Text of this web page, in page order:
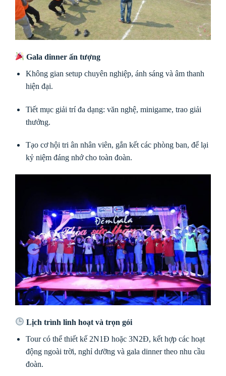
Gala dinner ấn tượng
Không gian setup chuyên nghiệp, ánh sáng và âm thanh
hiện đại.
Tiết mục giải trí đa dạng: văn nghệ, minigame, trao giải
thưởng.
Tạo cơ hội tri ân nhân viên, gắn kết các phòng ban, để lại
kỷ niệm đáng nhớ cho toàn đoàn.
Lịch trình linh hoạt và trọn gói
Tour có thể thiết kế 2N1Đ hoặc 3N2Đ, kết hợp các hoạt
động ngoài trời, nghỉ dưỡng và gala dinner theo nhu cầu
đoàn.